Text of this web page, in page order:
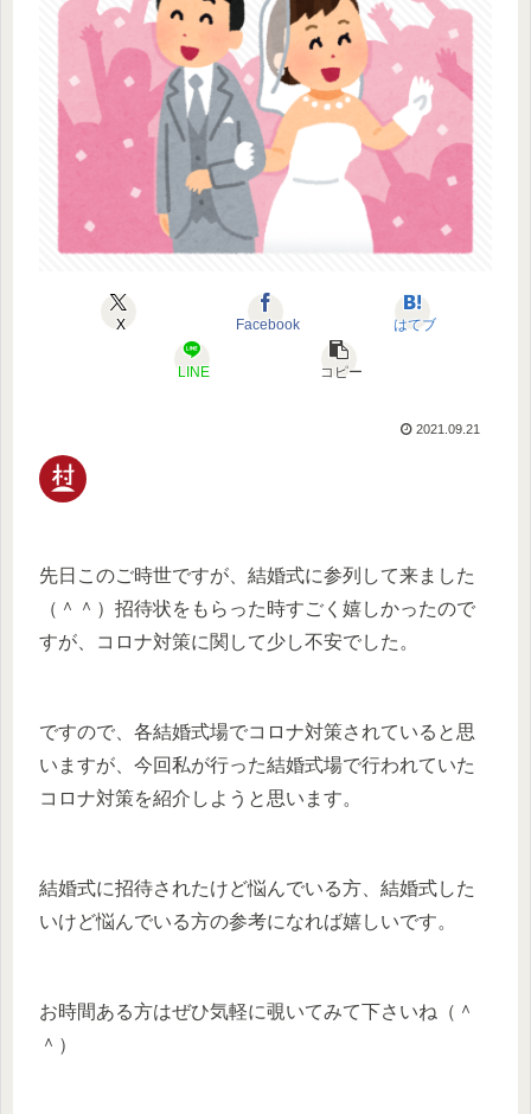
X Facebook はてブ
LINE コピー
2021.09.21
先日このご時世ですが、結婚式に参列して来ました
（＾＾）招待状をもらった時すごく嬉しかったので
すが、コロナ対策に関して少し不安でした。
ですので、各結婚式場でコロナ対策されていると思
いますが、今回私が行った結婚式場で行われていた
コロナ対策を紹介しようと思います。
結婚式に招待されたけど悩んでいる方、結婚式した
いけど悩んでいる方の参考になれば嬉しいです。
お時間ある方はぜひ気軽に覗いてみて下さいね（＾
＾）